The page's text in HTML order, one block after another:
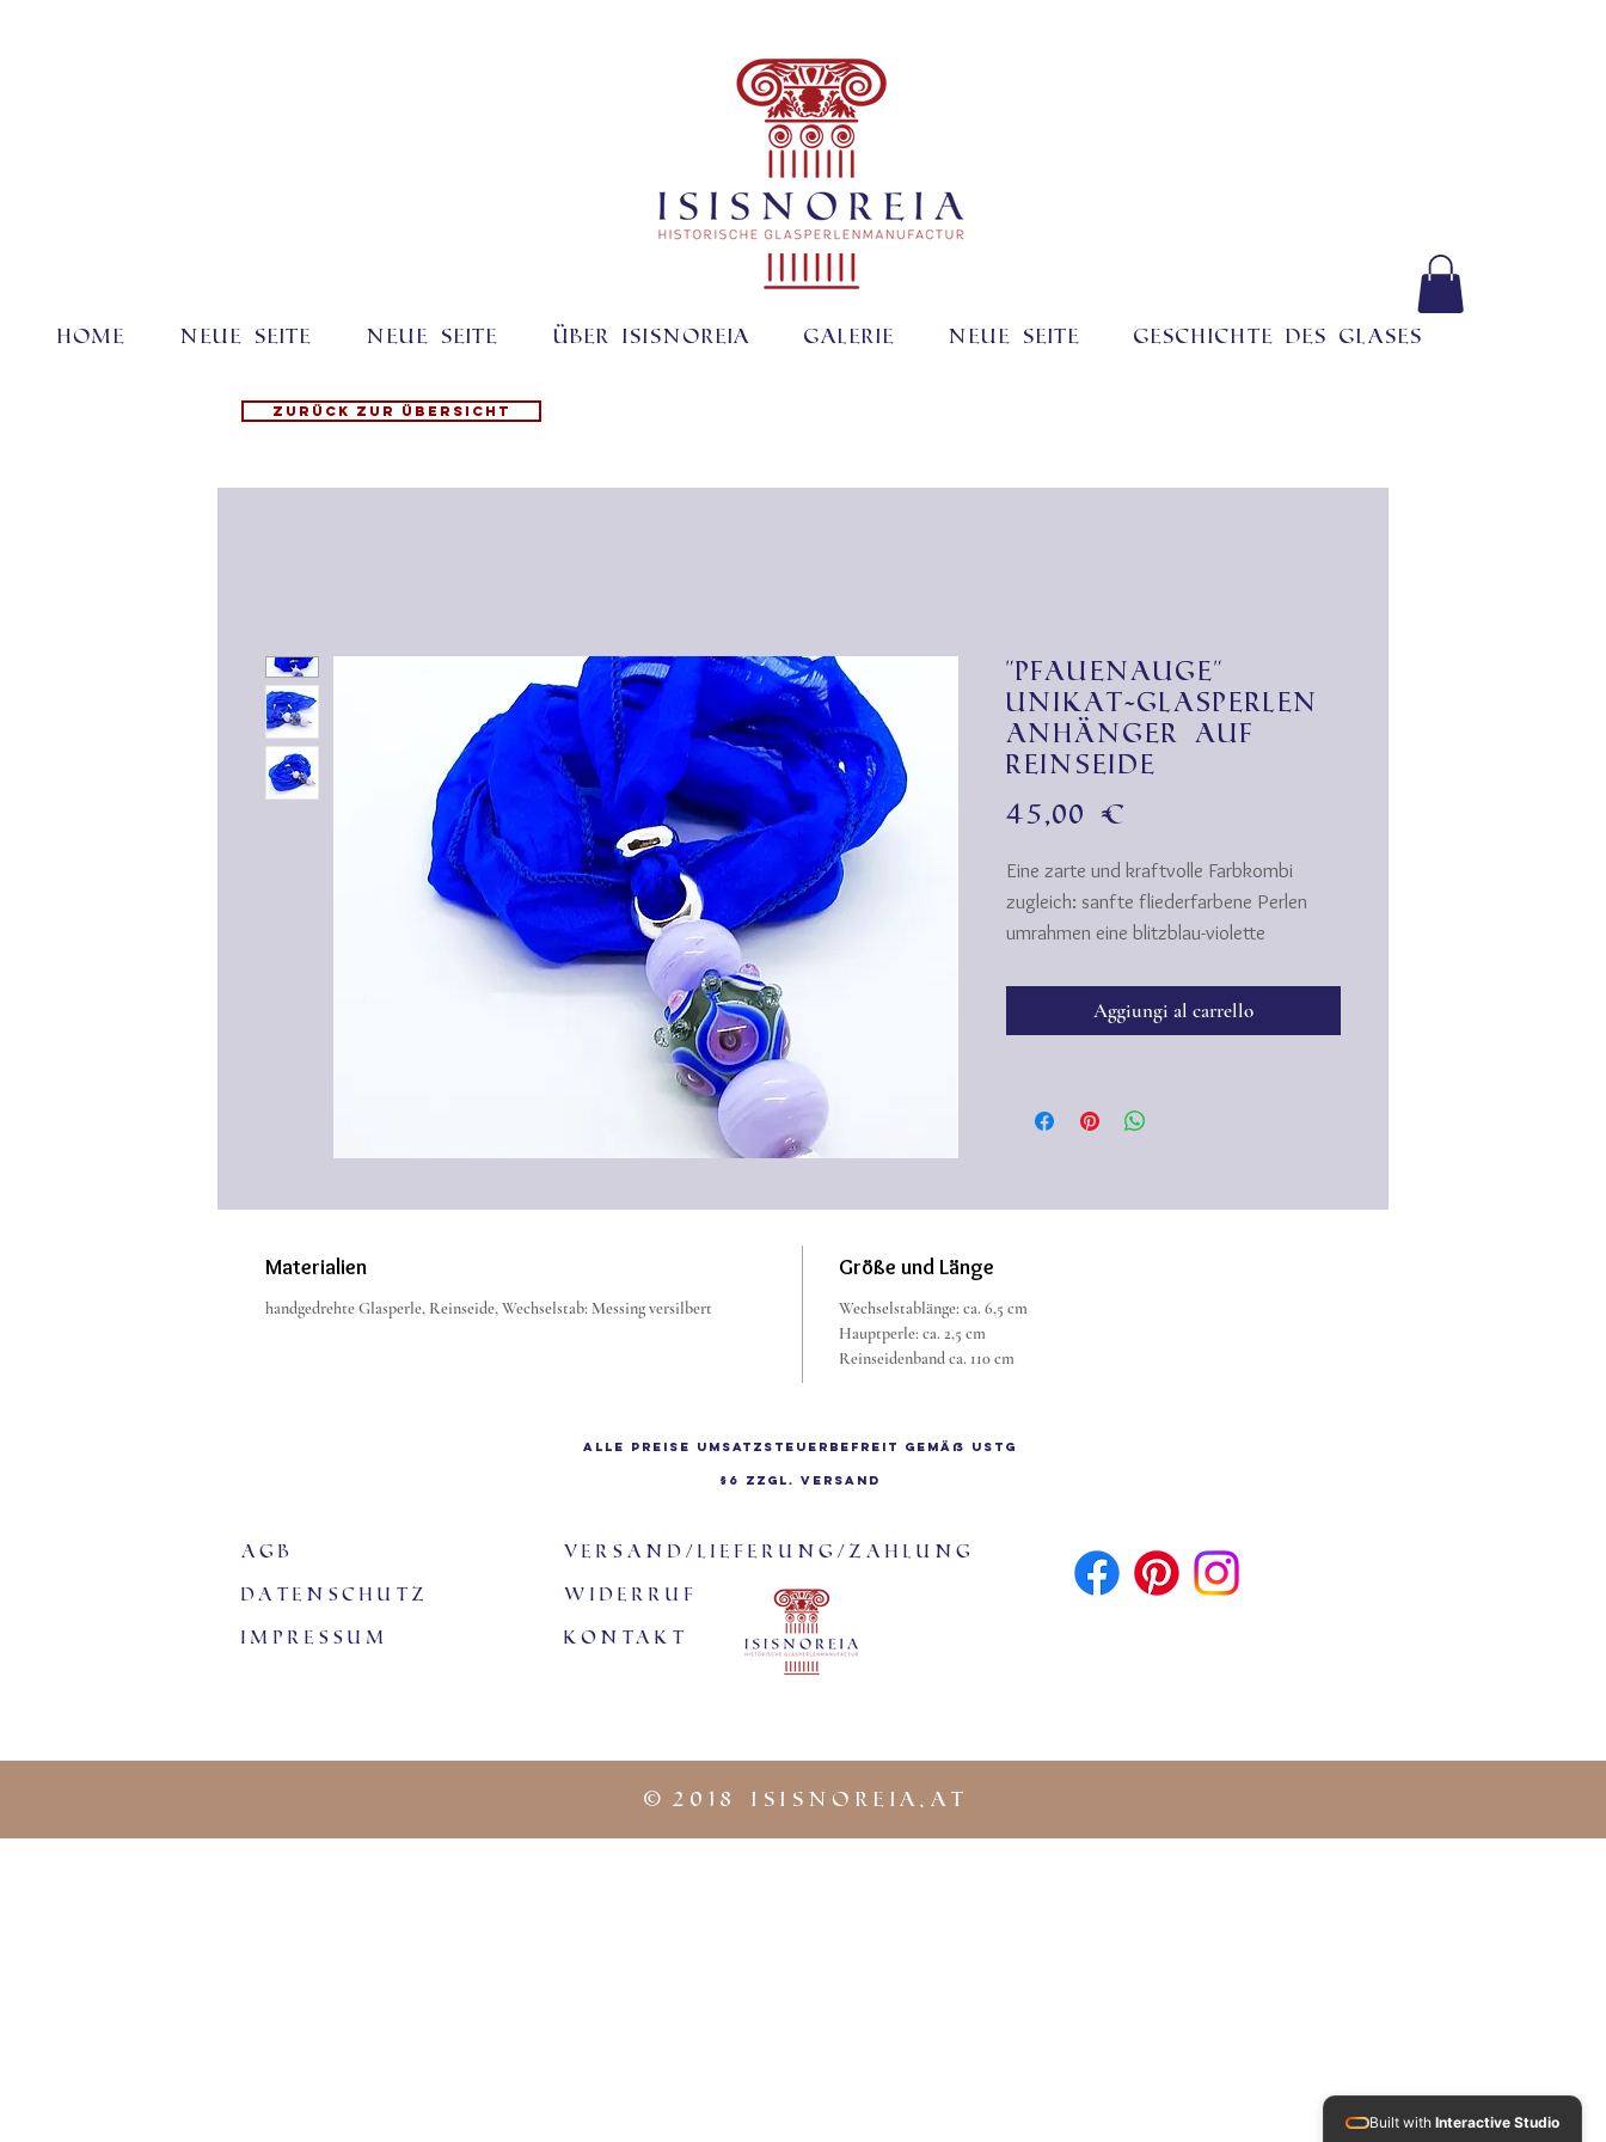
Home Neue Seite Neue Seite Über ISISNOREIA Galerie Neue Seite Geschichte des Glases
Zurück zur Übersicht
"Pfauenauge"
Unikat-Glasperlen
Anhänger auf
Reinseide
45,00 €
Eine zarte und kraftvolle Farbkombi
zugleich: sanfte fliederfarbene Perlen
umrahmen eine blitzblau-violette
Luftblasen. Be bright!
mit "Wechsel"-Perlen bestückt werden.
Schmuckstück und Dir den finalen, edlen
Aggiungi al carrello
Materialien
handgedrehte Glasperle, Reinseide, Wechselstab: Messing versilbert
Größe und Länge
Wechselstablänge: ca. 6,5 cm
Hauptperle: ca. 2,5 cm
Reinseidenband ca. 110 cm
Alle Preise Umsatzsteuerbefreit gemäß UStG
§6 zzgl. Versand
agb
Datenschutz
Impressum
Versand/Lieferung/Zahlung
Widerruf
KontaKt
© 2018 iSISNOREIA.at
Built with Interactive Studio